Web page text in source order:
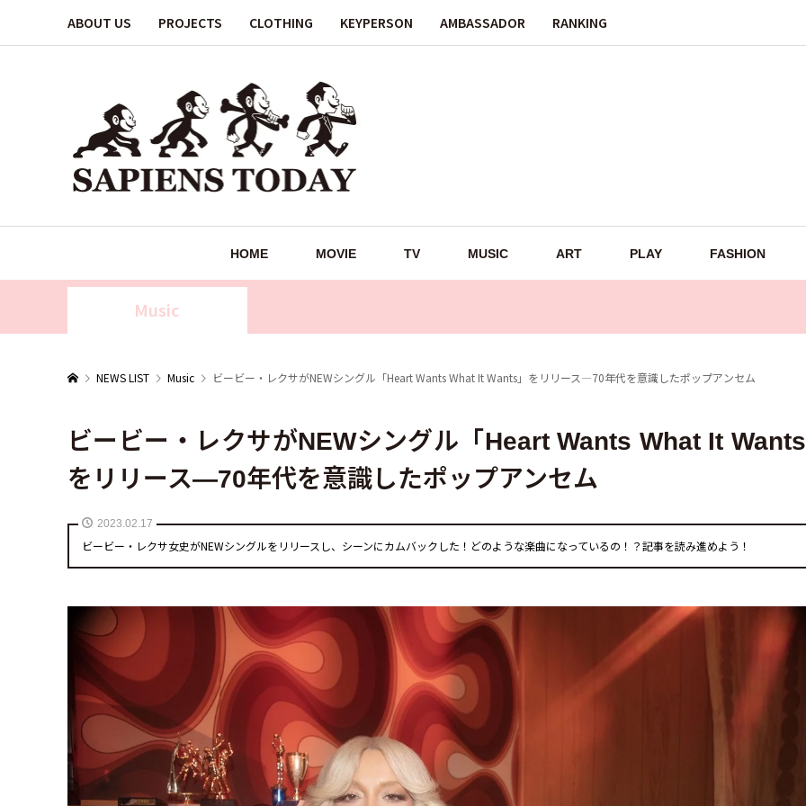
ABOUT US PROJECTS CLOTHING KEYPERSON AMBASSADOR RANKING
HOME MOVIE TV MUSIC ART PLAY FASHION
Music
NEWS LIST Music ビービー・レクサがNEWシングル「Heart Wants What It Wants」をリリース—70年代を意識したポップアンセム
ビービー・レクサがNEWシングル「Heart Wants What It
をリリース—70年代を意識したポップアンセム
2023.02.17
ビービー・レクサ女史がNEWシングルをリリースし、シーンにカムバックした！どのような楽曲になっているの！？記事を読み進めよう！